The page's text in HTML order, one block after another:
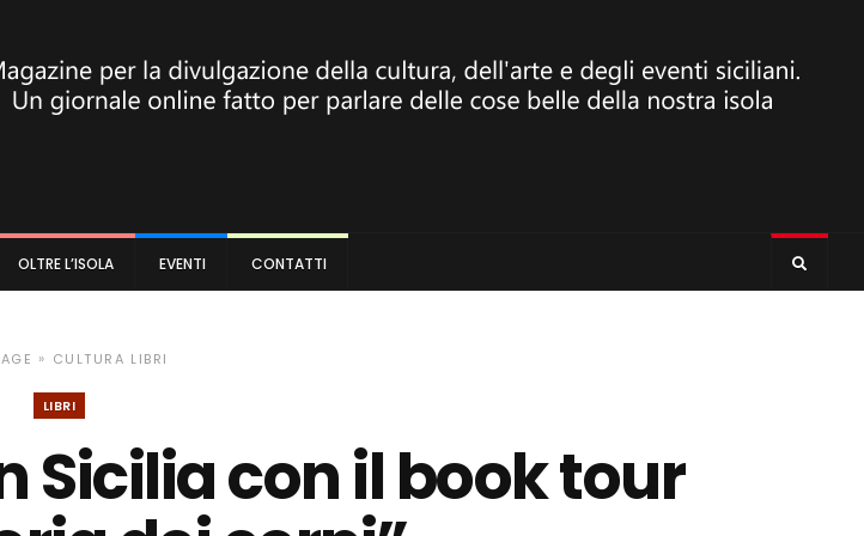
OLTRE L’ISOLA EVENTI CONTATTI
» CULTURA LIBRI
LIBRI
Sicilia con il book tour